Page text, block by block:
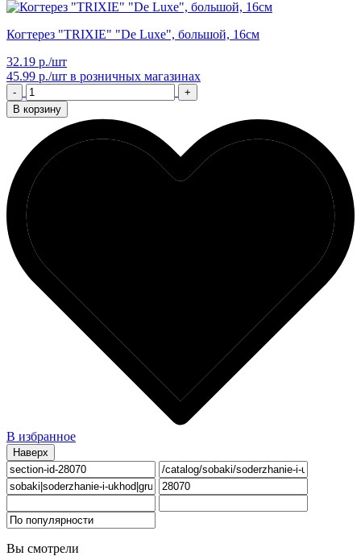
Когтерез "TRIXIE" "De Luxe", большой, 16см
32.19 р./шт
45.99 р./шт в розничных магазинах
-
+
В корзину
В избранное
Наверх
Вы смотрели